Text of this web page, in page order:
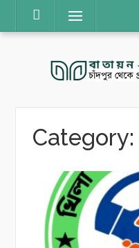
content
Menu
Category: